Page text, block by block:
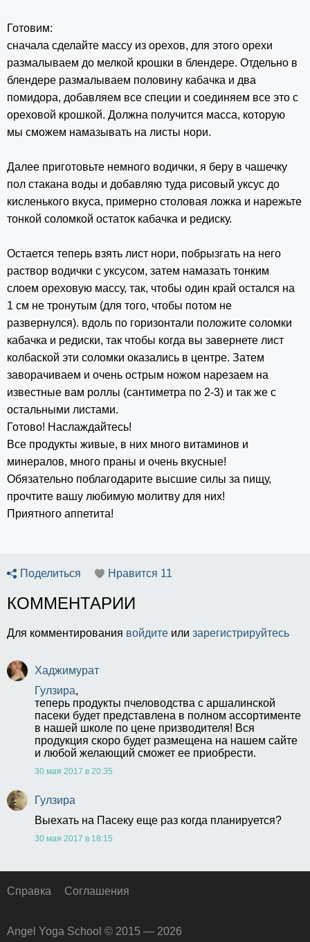
Готовим:
сначала сделайте массу из орехов, для этого орехи
размалываем до мелкой крошки в блендере. Отдельно в
блендере размалываем половину кабачка и два
помидора, добавляем все специи и соединяем все это с
ореховой крошкой. Должна получится масса, которую
мы сможем намазывать на листы нори.
Далее приготовьте немного водички, я беру в чашечку
пол стакана воды и добавляю туда рисовый уксус до
кисленького вкуса, примерно столовая ложка и нарежьте
тонкой соломкой остаток кабачка и редиску.
Остается теперь взять лист нори, побрызгать на него
раствор водички с уксусом, затем намазать тонким
слоем ореховую массу, так, чтобы один край остался на
1 см не тронутым (для того, чтобы потом не
развернулся). вдоль по горизонтали положите соломки
кабачка и редиски, так чтобы когда вы завернете лист
колбаской эти соломки оказались в центре. Затем
заворачиваем и очень острым ножом нарезаем на
известные вам роллы (сантиметра по 2-3) и так же с
остальными листами.
Готово! Наслаждайтесь!
Все продукты живые, в них много витаминов и
минералов, много праны и очень вкусные!
Обязательно поблагодарите высшие силы за пищу,
прочтите вашу любимую молитву для них!
Приятного аппетита!
Поделиться Нравится 11
КОММЕНТАРИИ
Для комментирования войдите или зарегистрируйтесь
Хаджимурат
Гулзира,
теперь продукты пчеловодства с аршалинской
пасеки будет представлена в полном ассортименте
в нашей школе по цене призводителя! Вся
продукция скоро будет размещена на нашем сайте
и любой желающий сможет ее приобрести.
30 мая 2017 в 20:35
Гулзира
Выехать на Пасеку еще раз когда планируется?
30 мая 2017 в 18:15
Справка Соглашения
Angel Yoga School © 2015 — 2026